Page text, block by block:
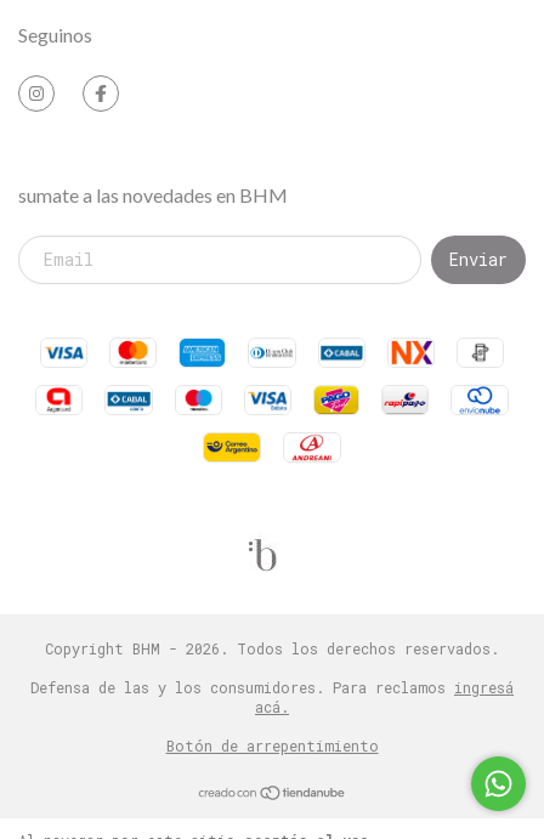
Seguinos
sumate a las novedades en BHM
Copyright BHM - 2026. Todos los derechos reservados.
Defensa de las y los consumidores. Para reclamos ingresá
acá.
Botón de arrepentimiento